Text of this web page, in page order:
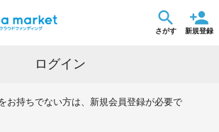
さがす 新規登録
ログイン
お持ちでない方は、新規会員登録が必要で